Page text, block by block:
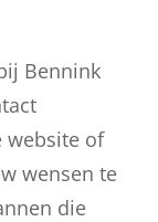
Bennink
website of
wensen te
die